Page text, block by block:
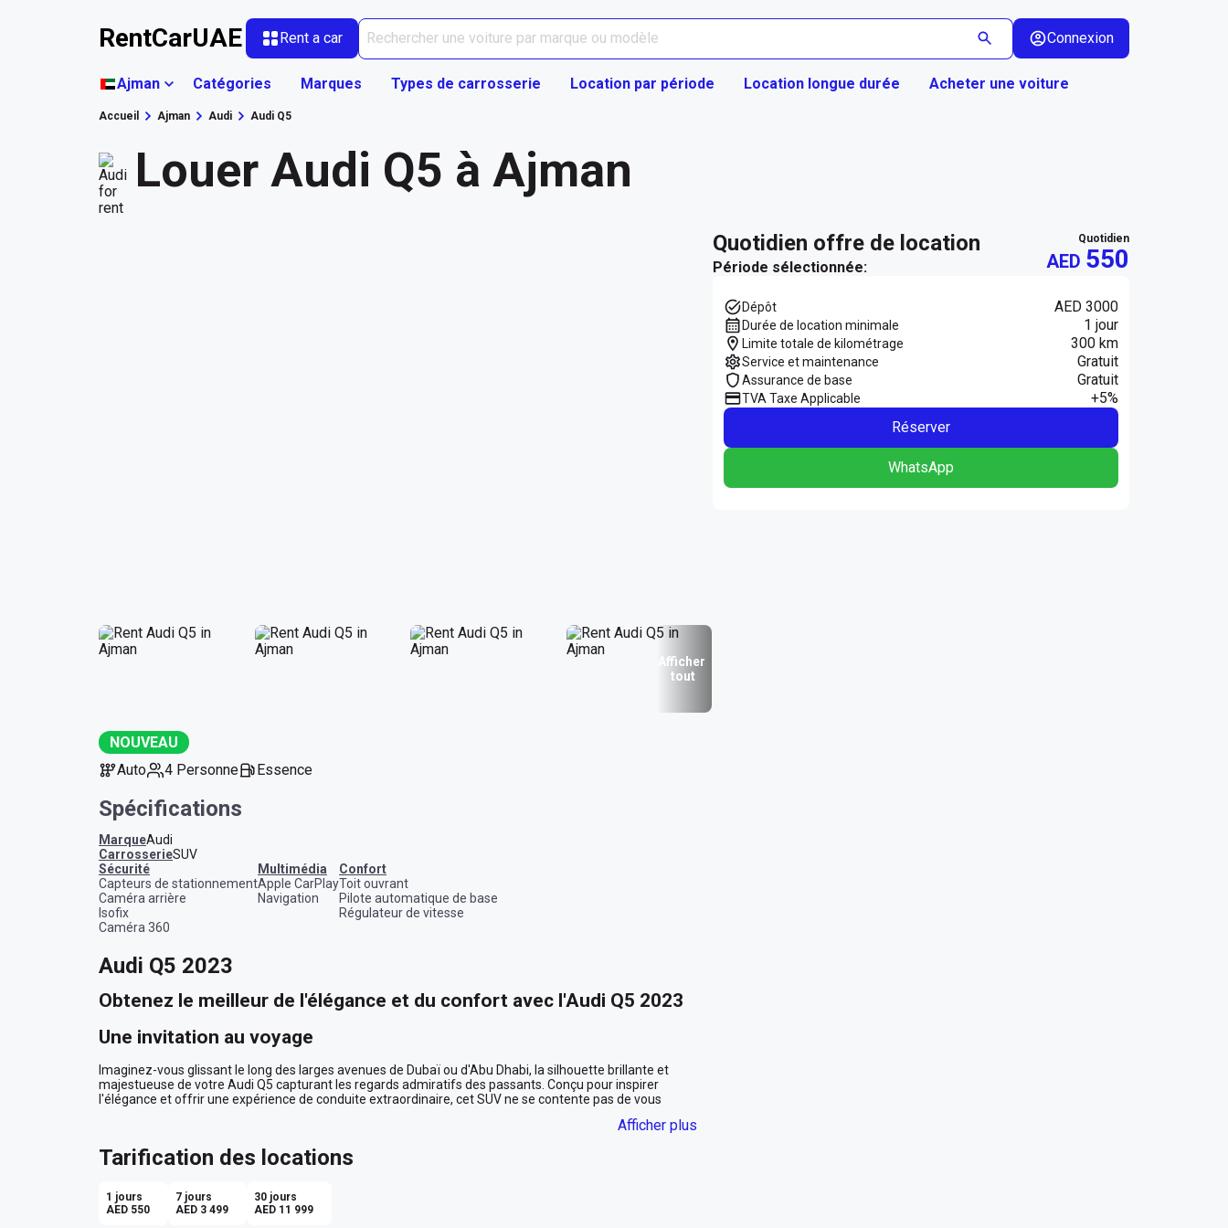
RentCarUAE Rent a car Connexion
Ajman Catégories Marques Types de carrosserie Location par période Location longue durée Acheter une voiture
Accueil Ajman Audi Audi Q5
Louer Audi Q5 à Ajman
Afficher
tout
NOUVEAU
Auto
4 Personne Essence
Spécifications
MarqueAudi
CarrosserieSUV
sécurité
Capteurs de stationnement
Caméra arrière
Isofix
Caméra 360
multimédia
Apple CarPlay
Navigation
confort
Toit ouvrant
Pilote automatique de base
Régulateur de vitesse
Audi Q5 2023
Obtenez le meilleur de l'élégance et du confort avec l'Audi Q5 2023
Une invitation au voyage
Imaginez-vous glissant le long des larges avenues de Dubaï ou d'Abu Dhabi, la silhouette brillante et
majestueuse de votre Audi Q5 capturant les regards admiratifs des passants. Conçu pour inspirer
l'élégance et offrir une expérience de conduite extraordinaire, cet SUV ne se contente pas de vous
L'alliance parfaite du style et de la fonctionnalité
trompez pas, sa beauté n'est pas seulement superficielle. À l'intérieur, vous trouverez un habitacle blanc
tout aussi épuré, combinant à merveille sophistication et technologie avancée. Les sièges en cuir
Afficher plus
Tarification des locations
1 jours
AED 550
7 jours
AED 3 499
30 jours
AED 11 999
quotidien offre de location
Période sélectionnée:
quotidien
AED 550
Dépôt AED 3000
Durée de location minimale 1 jour
Limite totale de kilométrage 300 km
Service et maintenance Gratuit
Assurance de base Gratuit
TVA Taxe Applicable
+5%
Réserver
WhatsApp